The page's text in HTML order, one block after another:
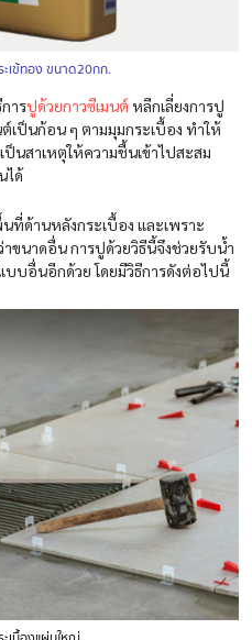
เข้ทอง ขนาด20กก.
ารปูด้วยกาวซีเมนต์ หลีกเลี่ยงการปู
เป็นก้อน ๆ ตามมุมกระเบื้อง ทำให้
ป็นสาเหตุให้ความชื้นเข้าไปสะสม
ได้
ที่ด้านหลังกระเบื้อง และเพราะ
ขนาดอื่น การปูด้วยวิธีนี้จึงช่วยรับน้ำ
บอื่นอีกด้วย โดยมีวิธีการดังต่อไปนี้